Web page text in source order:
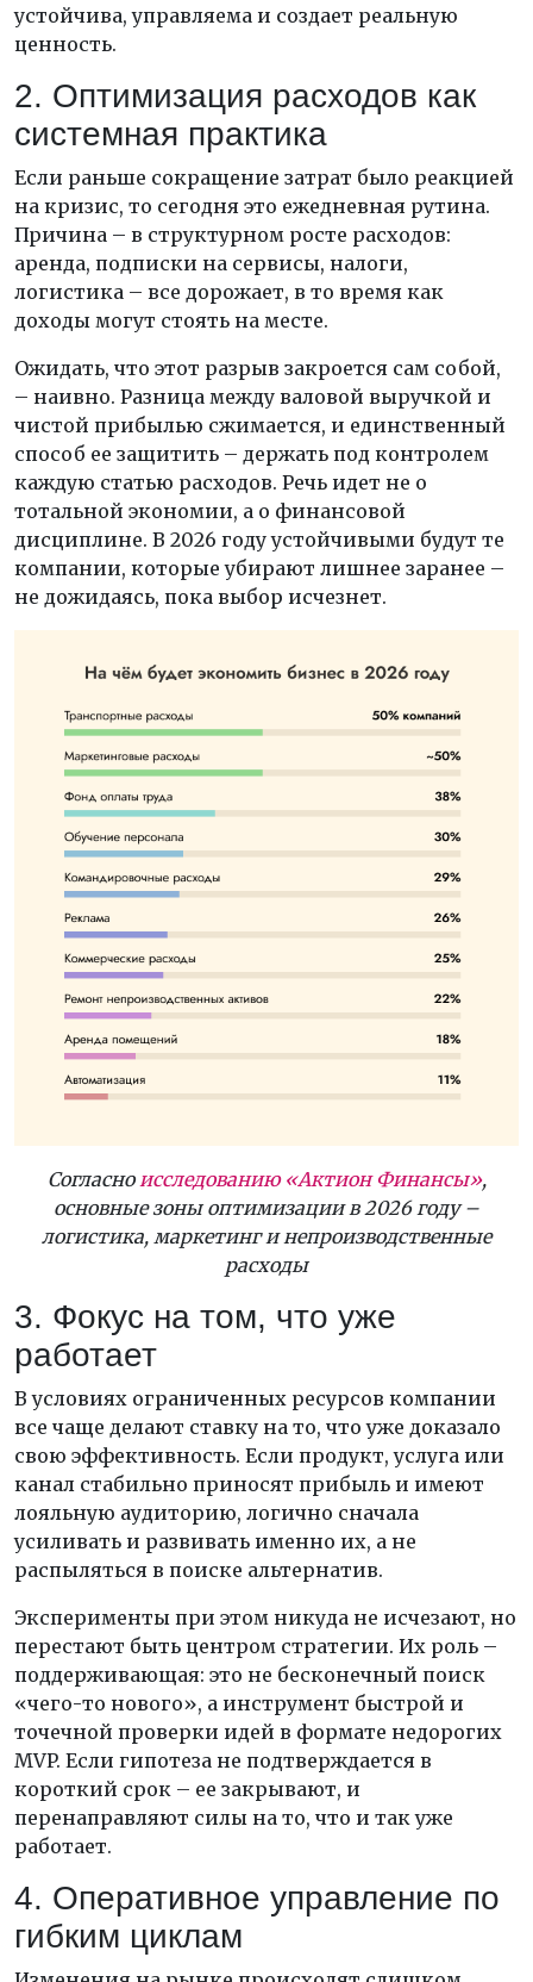
устойчива, управляема и создает реальную
ценность.
2. Оптимизация расходов как
системная практика
Если раньше сокращение затрат было реакцией
на кризис, то сегодня это ежедневная рутина.
Причина – в структурном росте расходов:
аренда, подписки на сервисы, налоги,
логистика – все дорожает, в то время как
доходы могут стоять на месте.
Ожидать, что этот разрыв закроется сам собой,
– наивно. Разница между валовой выручкой и
чистой прибылью сжимается, и единственный
способ ее защитить – держать под контролем
каждую статью расходов. Речь идет не о
тотальной экономии, а о финансовой
дисциплине. В 2026 году устойчивыми будут те
компании, которые убирают лишнее заранее –
не дожидаясь, пока выбор исчезнет.
Согласноисследованию «Актион Финансы»,
основные зоны оптимизации в 2026 году –
логистика, маркетинг и непроизводственные
расходы
3. Фокус на том, что уже
работает
В условиях ограниченных ресурсов компании
все чаще делают ставку на то, что уже доказало
свою эффективность. Если продукт, услуга или
канал стабильно приносят прибыль и имеют
лояльную аудиторию, логично сначала
усиливать и развивать именно их, а не
распыляться в поиске альтернатив.
Эксперименты при этом никуда не исчезают, но
перестают быть центром стратегии. Их роль –
поддерживающая: это не бесконечный поиск
«чего-то нового», а инструмент быстрой и
точечной проверки идей в формате недорогих
MVP. Если гипотеза не подтверждается в
короткий срок – ее закрывают, и
перенаправляют силы на то, что и так уже
работает.
4. Оперативное управление по
гибким циклам